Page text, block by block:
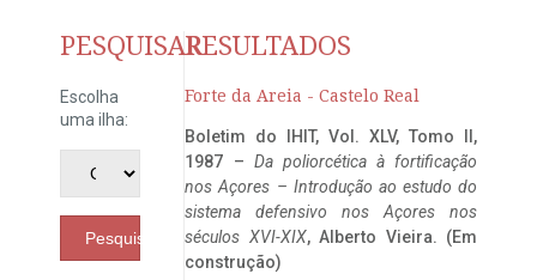
PESQUISAR
Escolha
uma ilha:
Pesquisar
RESULTADOS
Forte da Areia - Castelo Real
Boletim do IHIT, Vol. XLV, Tomo II,
1987 – Da poliorcética à fortificação
nos Açores – Introdução ao estudo do
sistema defensivo nos Açores nos
séculos XVI-XIX, Alberto Vieira. (Em
construção)